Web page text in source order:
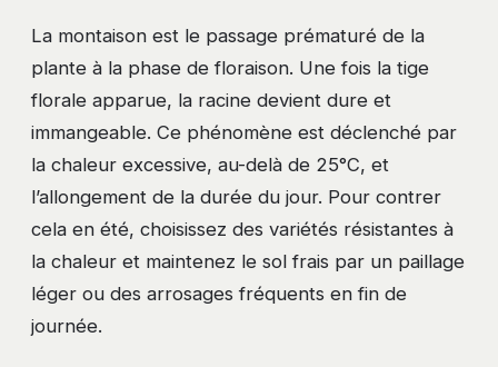
La montaison est le passage prématuré de la
plante à la phase de floraison. Une fois la tige
florale apparue, la racine devient dure et
immangeable. Ce phénomène est déclenché par
la chaleur excessive, au-delà de 25°C, et
l’allongement de la durée du jour. Pour contrer
cela en été, choisissez des variétés résistantes à
la chaleur et maintenez le sol frais par un paillage
léger ou des arrosages fréquents en fin de
journée.